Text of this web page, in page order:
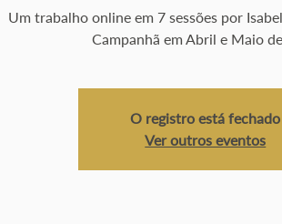
Um trabalho online em 7 sessões por
Campanhã em Abril e Maio
O registro está fechado
Ver outros eventos